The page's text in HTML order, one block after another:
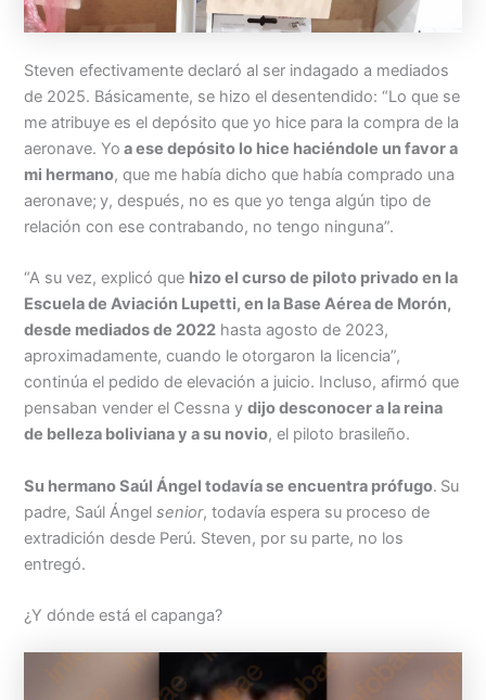
Steven efectivamente declaró al ser indagado a mediados
de 2025. Básicamente, se hizo el desentendido: “Lo que se
me atribuye es el depósito que yo hice para la compra de la
aeronave. Yo a ese depósito lo hice haciéndole un favor a
mi hermano, que me había dicho que había comprado una
aeronave; y, después, no es que yo tenga algún tipo de
relación con ese contrabando, no tengo ninguna”.
“A su vez, explicó que hizo el curso de piloto privado en la
Escuela de Aviación Lupetti, en la Base Aérea de Morón,
desde mediados de 2022 hasta agosto de 2023,
aproximadamente, cuando le otorgaron la licencia”,
continúa el pedido de elevación a juicio. Incluso, afirmó que
pensaban vender el Cessna ydijo desconocer a la reina
de belleza boliviana y a su novio, el piloto brasileño.
Su hermano Saúl Ángel todavía se encuentra prófugo. Su
padre, Saúl Ángelsenior, todavía espera su proceso de
extradición desde Perú. Steven, por su parte, no los
entregó.
¿Y dónde está el capanga?